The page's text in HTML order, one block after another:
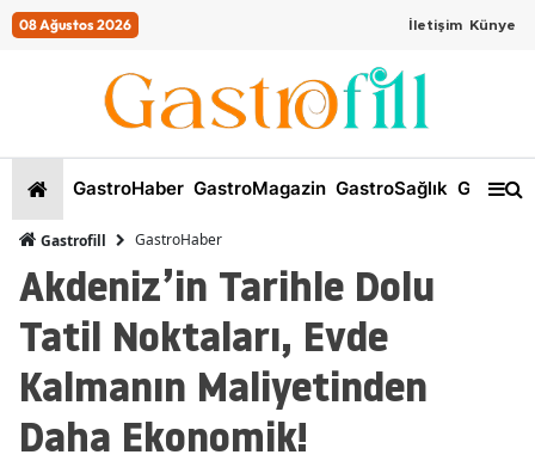
08 Ağustos 2026 İletişim Künye
GastroHaber GastroMagazin GastroSağlık
Gastrofill GastroHaber
Akdeniz’in Tarihle Dolu
Tatil Noktaları, Evde
Kalmanın Maliyetinden
Daha Ekonomik!